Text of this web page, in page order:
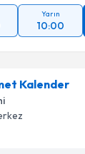
Yarın
10:00
Kalender